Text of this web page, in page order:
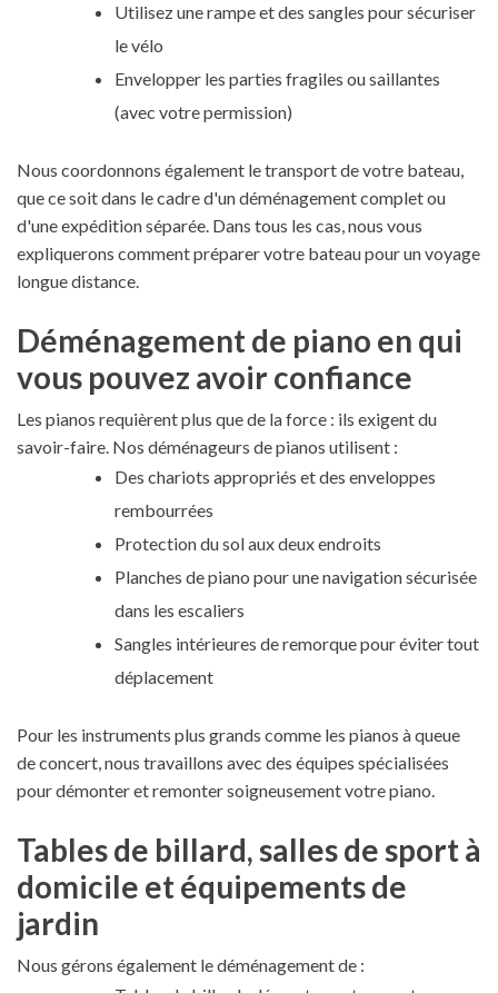
Utilisez une rampe et des sangles pour sécuriser
le vélo
Envelopper les parties fragiles ou saillantes
(avec votre permission)
Nous coordonnons également le transport de votre bateau,
que ce soit dans le cadre d'un déménagement complet ou
d'une expédition séparée. Dans tous les cas, nous vous
expliquerons comment préparer votre bateau pour un voyage
longue distance.
Déménagement de piano en qui
vous pouvez avoir confiance
Les pianos requièrent plus que de la force : ils exigent du
savoir-faire. Nos déménageurs de pianos utilisent :
Des chariots appropriés et des enveloppes
rembourrées
Protection du sol aux deux endroits
Planches de piano pour une navigation sécurisée
dans les escaliers
Sangles intérieures de remorque pour éviter tout
déplacement
Pour les instruments plus grands comme les pianos à queue
de concert, nous travaillons avec des équipes spécialisées
pour démonter et remonter soigneusement votre piano.
Tables de billard, salles de sport à
domicile et équipements de
jardin
Nous gérons également le déménagement de :